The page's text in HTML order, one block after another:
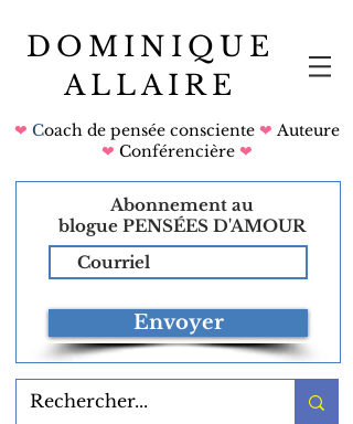
DOMINIQUE
ALLAIRE
❤ Coach de pensée consciente ❤ Auteure
❤ Conférencière ❤
Abonnement au
blogue PENSÉES D'AMOUR
Envoyer